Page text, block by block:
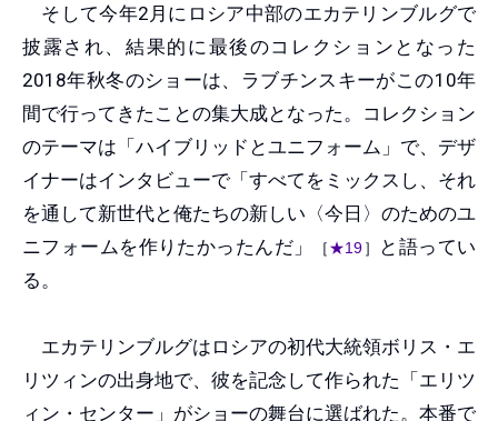
そして今年2月にロシア中部のエカテリンブルグで
披露され、結果的に最後のコレクションとなった
2018年秋冬のショーは、ラブチンスキーがこの10年
間で行ってきたことの集大成となった。コレクション
のテーマは「ハイブリッドとユニフォーム」で、デザ
イナーはインタビューで「すべてをミックスし、それ
を通して新世代と俺たちの新しい〈今日〉のためのユ
ニフォームを作りたかったんだ」
［ ★19 ］
と語ってい
る。
エカテリンブルグはロシアの初代大統領ボリス・エ
リツィンの出身地で、彼を記念して作られた「エリツ
ィン・センター」がショーの舞台に選ばれた。本番で